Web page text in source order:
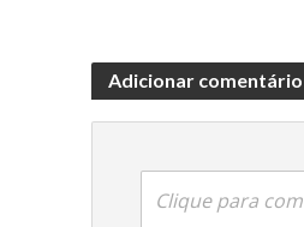
Adicionar comentário
Clique para